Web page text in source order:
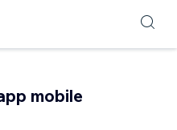
mobile